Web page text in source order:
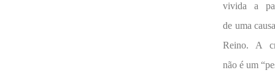
vivida a
de uma
Reino. A
não é um